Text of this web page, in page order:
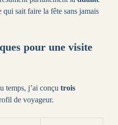
sait faire la fête sans jamais
pour une visite
temps, j’ai conçu trois
de voyageur.